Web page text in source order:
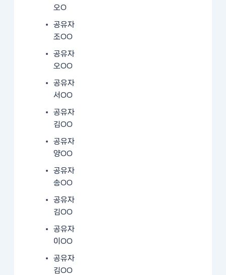
오O
공유자
조OO
공유자
오OO
공유자
서OO
공유자
김OO
공유자
양OO
공유자
송OO
공유자
김OO
공유자
이OO
공유자
김OO